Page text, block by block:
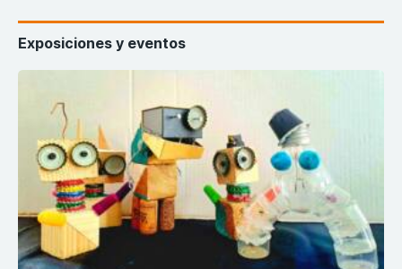
Exposiciones y eventos